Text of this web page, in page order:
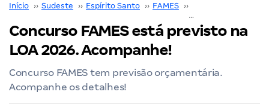
Início ›› Sudeste ›› Espírito Santo ›› FAMES ››
Concurso FAMES está previsto na
LOA 2026. Acompanhe!
Concurso FAMES tem previsão orçamentária.
Acompanhe os detalhes!